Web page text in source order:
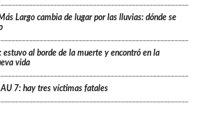
Largo cambia de lugar por las lluvias: dónde se
al borde de la muerte y encontró en la
vida
7: hay tres víctimas fatales